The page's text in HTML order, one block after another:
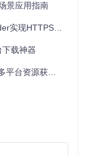
无需复杂的依赖
景应用指南
印视频号解析全攻略
载神器
资源获取难题